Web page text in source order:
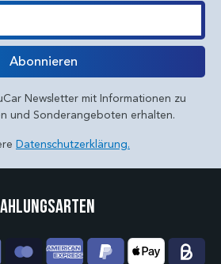
Abonnieren
Newsletter mit Informationen zu
und Sonderangeboten erhalten.
Datenschutzerklärung.